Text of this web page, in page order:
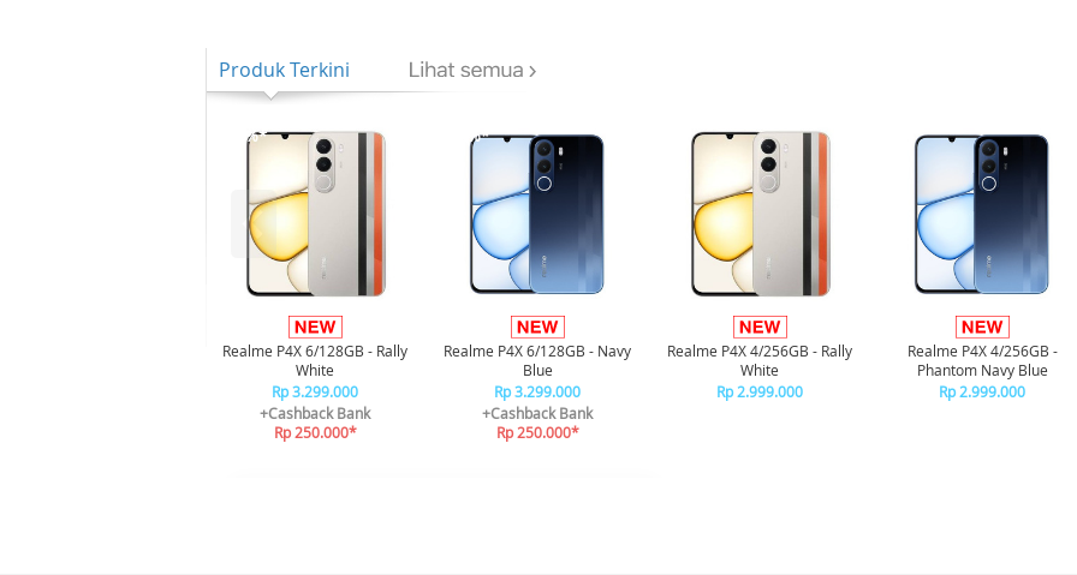
Produk Terkini
-8%*
Realme P4X 6/128GB - Rally
White
Rp 3.299.000
+Cashback Bank
Rp 250.000*
-8%*
Realme P4X 6/128GB - Navy
Blue
Rp 3.299.000
+Cashback Bank
Rp 250.000*
Realme P4X 4/256GB - Rally
White
Rp 2.999.000
Realme P4X 4/256GB -
Phantom Navy Blue
Rp 2.999.000